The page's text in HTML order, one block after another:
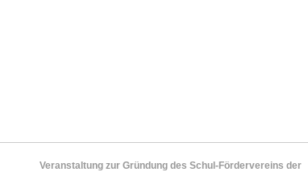
Veranstaltung zur Gründung des Schul-Fördervereins der